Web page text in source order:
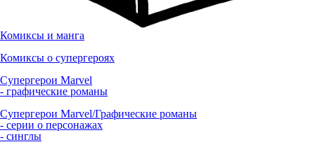
Комиксы и манга
Комиксы о супергероях
Супергерои Marvel
- графические романы
Супергерои Marvel/Графические романы
- серии о персонажах
- синглы